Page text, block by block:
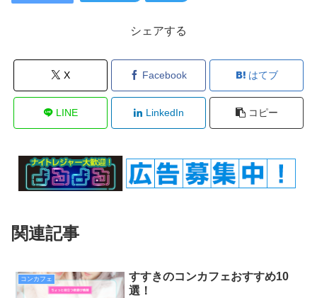
シェアする
X Facebook はてブ
LINE LinkedIn コピー
関連記事
コンカフェ
すすきのコンカフェおすすめ10
選！